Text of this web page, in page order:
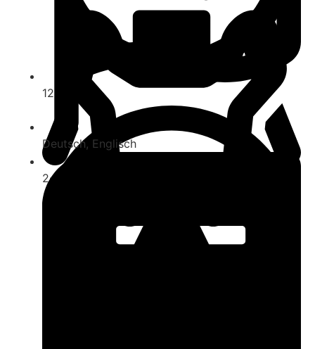
120-180
2-5
Deutsch, Englisch